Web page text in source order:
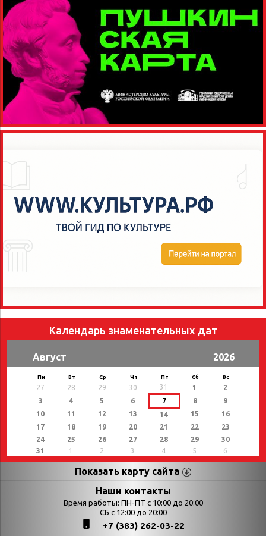
Календарь знаменательных дат
Август 2026
Пн Вт Ср Чт Пт Сб Вс
27 28 29 30 31 1
2
3
4 5 6 7 8
9
10
11 12 13 14 15
16
17
18 19 20 21 22
23
24
25 26 27 28 29
30
31
1 2 3 4 5 6
Показать карту сайта
Страницы Категории
Выставки
День в истории
Наши контакты
Время работы: ПН-ПТ с 10:00 до 20:00
СБ с 12:00 до 20:00
+7 (383) 262-03-22